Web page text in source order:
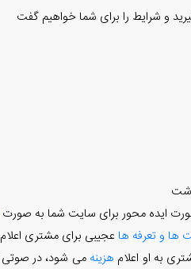
و شرایط را برای شما خواهیم گفت
ایده محور برای سایت شما به صورت
ها و تعرفه ها عجیبی برای مشتری
به او اعلام هزینهمی شود، در صوتی